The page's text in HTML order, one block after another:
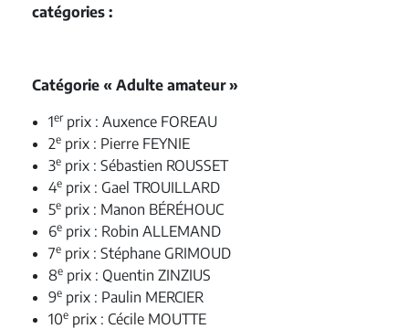
catégories :
Catégorie « Adulte amateur »
1erprix : Auxence FOREAU
2e prix : Pierre FEYNIE
3e prix : Sébastien ROUSSET
4e prix : Gael TROUILLARD
5e prix : Manon BÉRÉHOUC
6e prix : Robin ALLEMAND
7e prix : Stéphane GRIMOUD
8e prix : Quentin ZINZIUS
9e prix : Paulin MERCIER
10e prix : Cécile MOUTTE